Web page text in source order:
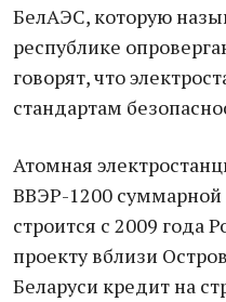
БелАЭС, которую
республике
говорят, что
стандартам
Атомная
ВВЭР-1200
строится с 2009 года
проекту вблизи
Беларуси кредит на